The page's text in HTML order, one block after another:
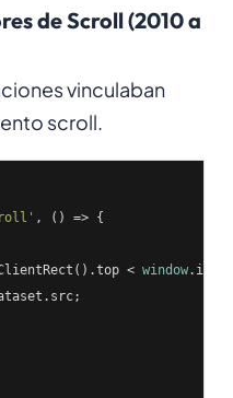
de Scroll (2010 a
vinculaban
scroll.
, () => {
< window